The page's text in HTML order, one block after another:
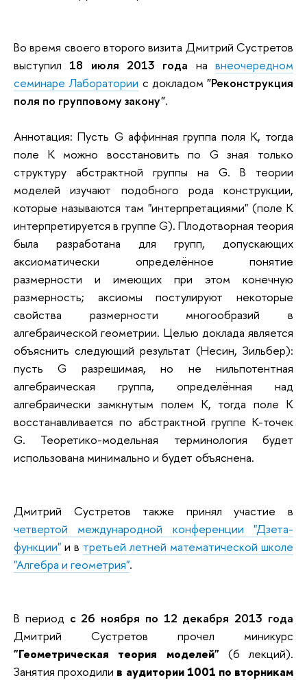
Во время своего второго визита Дмитрий Сустретов
выступил18 июля 2013 года навнеочередном
семинаре Лаборатории с докладом "Реконструкция
поля по групповому закону".
Аннотация: Пусть G аффинная группа поля K, тогда
поле К можно восстановить по G зная только
структуру абстрактной группы на G. В теории
моделей изучают подобного рода конструкции,
которые называются там "интерпретациями" (поле K
интерпретируется в группе G). Плодотворная теория
была разработана для групп, допускающих
аксиоматически определённое понятие
размерности и имеющих при этом конечную
размерность; аксиомы постулируют некоторые
свойства размерности многообразий в
алгебраической геометрии. Целью доклада является
объяснить следующий результат (Несин, Зильбер):
пусть G разрешимая, но не нильпотентная
алгебраическая группа, определённая над
алгебраически замкнутым полем К, тогда поле К
восстанавливается по абстрактной группе K-точек
G. Теоретико-модельная терминология будет
использована минимально и будет объяснена.
Дмитрий Сустретов также принял участие в
четвертой международной конференции "Дзета-
функции" и в третьей летней математической школе
"Алгебра и геометрия".
В период с 26 ноября по 12 декабря 2013 года
Дмитрий Сустретов прочел миникурс
"Геометрическая теория моделей" (6 лекций).
Занятия проходили в аудитории 1001 по вторникам